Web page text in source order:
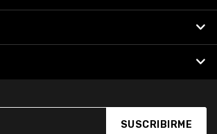
SUSCRIBIRME